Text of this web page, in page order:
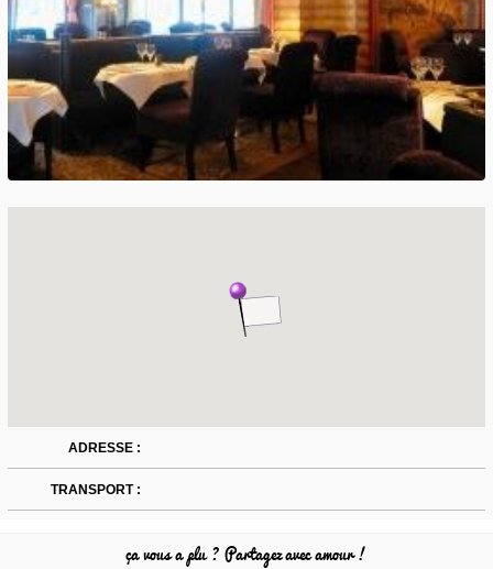
ADRESSE :
TRANSPORT :
ça vous a plu ? Partagez avec amour !